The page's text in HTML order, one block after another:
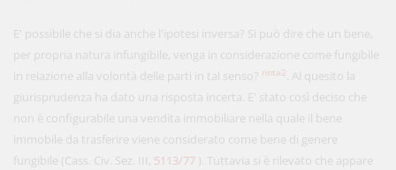
E' possibile che si dia anche l'ipotesi inversa? Si può dire che un bene,
per propria natura infungibile, venga in considerazione come fungibile
in relazione alla volontà delle parti in tal senso? nota2
. Al quesito la
giurisprudenza ha dato una risposta incerta. E' stato così deciso che
non è configurabile una vendita immobiliare nella quale il bene
immobile da trasferire viene considerato come bene di genere
fungibile (Cass. Civ. Sez. III, 5113/77 ). Tuttavia si è rilevato che appare